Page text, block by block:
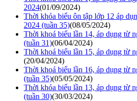
2024(01/09/2024)
Thời khóa biểu ôn tập lớp 12 áp
2024 (tuần 35)(08/05/2024)
Thời khoá biểu lần 14, áp dụng từ
(tuần 31)(06/04/2024)
Thời khoá biểu lần 15, áp dụng từ
(20/04/2024)
Thời khoá biểu lần 16, áp dụng từ
(tuần 35)(05/05/2024)
Thời khóa biểu lần 13, áp dụng từ
(tuần 30)(30/03/2024)